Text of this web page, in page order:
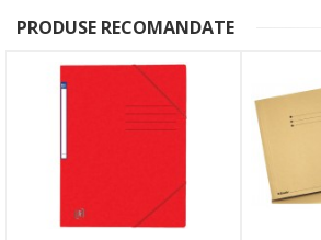
PRODUSE RECOMANDATE